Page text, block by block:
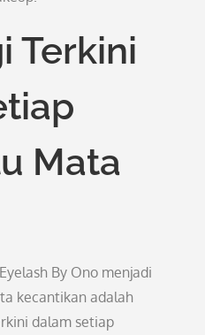
Terkini
Mata
By Ono menjadi
kecantikan adalah
dalam setiap